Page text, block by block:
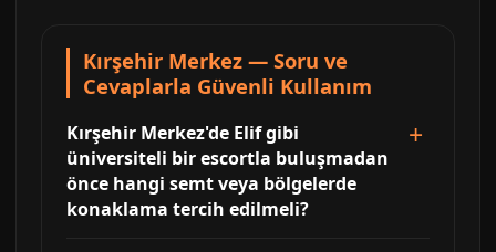
Kırşehir Merkez — Soru ve
Cevaplarla Güvenli Kullanım
Kırşehir Merkez'de Elif gibi
üniversiteli bir escortla buluşmadan
önce hangi semt veya bölgelerde
konaklama tercih edilmeli?